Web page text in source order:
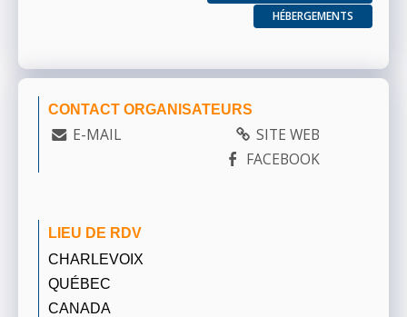
HÉBERGEMENTS
CONTACT ORGANISATEURS
E-MAIL
SITE WEB
FACEBOOK
LIEU DE RDV
CHARLEVOIX
QUÉBEC
CANADA